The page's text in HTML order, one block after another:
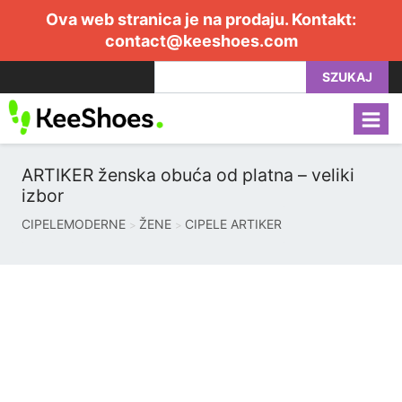
Ova web stranica je na prodaju. Kontakt:
contact@keeshoes.com
SZUKAJ
ARTIKER ženska obuća od platna – veliki
izbor
CIPELEMODERNE ŽENE CIPELE ARTIKER